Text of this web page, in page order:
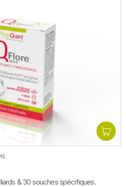
& 30 souches spécifiques.